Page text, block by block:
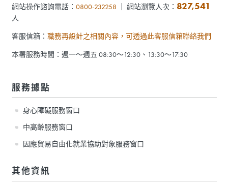
網站操作諮詢電話： 0800-232258 ｜ 網站瀏覽人次： 827,541
人
客服信箱： 職務再設計之相關內容，可透過此客服信箱聯絡我們
本署服務時間：週一～週五 08:30～12:30、13:30～17:30
服務據點
身心障礙服務窗口
中高齡服務窗口
因應貿易自由化就業協助對象服務窗口
其他資訊